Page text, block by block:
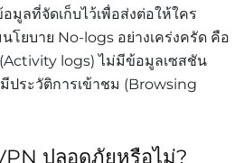
มูลที่จัดเก็บไว้เพื่อส่งต่อให้ใคร
โยบาย No-logs อย่างเคร่งครัด คือ
logs) ไม่มีข้อมูลเซสชัน
ประวัติการเข้าชม (Browsing
ปลอดภัยหรือไม่?